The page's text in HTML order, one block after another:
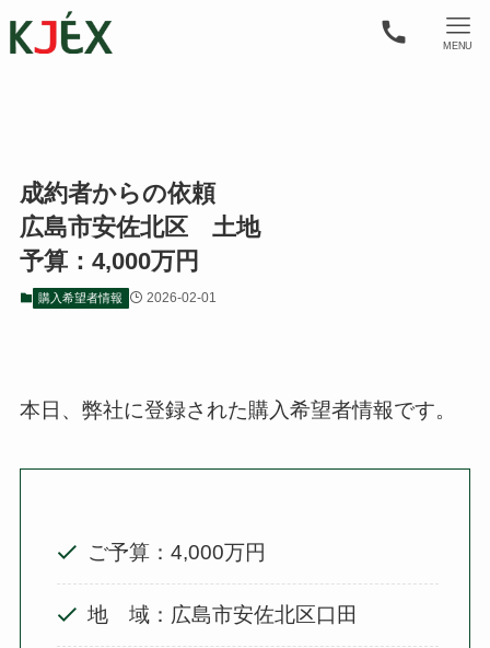
MENU
成約者からの依頼
広島市安佐北区 土地
予算：4,000万円
購入希望者情報 2026-02-01
本日、弊社に登録された購入希望者情報です。
ご予算：4,000万円
地 域：広島市安佐北区口田